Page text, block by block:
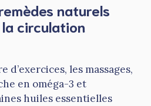
naturels
circulation
les massages,
en oméga-3 et
huiles essentielles